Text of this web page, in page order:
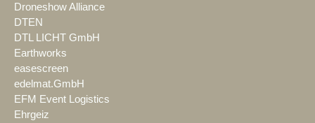
Droneshow Alliance
DTEN
DTL LICHT GmbH
Earthworks
easescreen
edelmat.GmbH
EFM Event Logistics
Ehrgeiz